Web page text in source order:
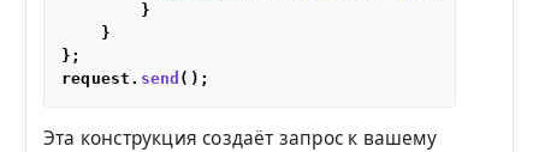
        }
    }
};
request. send
Эта конструкция создаёт запрос к вашему